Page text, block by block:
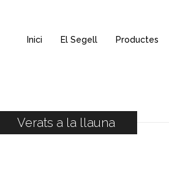
Inici El Segell Productes
Verats a la llauna